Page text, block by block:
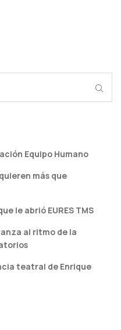
Equipo Humano
más que
le abrió EURES TMS
al ritmo de la
teatral de Enrique